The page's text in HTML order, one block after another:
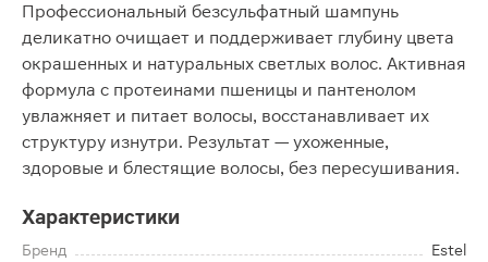
Профессиональный безсульфатный шампунь
деликатно очищает и поддерживает глубину цвета
окрашенных и натуральных светлых волос. Активная
формула с протеинами пшеницы и пантенолом
увлажняет и питает волосы, восстанавливает их
структуру изнутри. Результат — ухоженные,
здоровые и блестящие волосы, без пересушивания.
Характеристики
Бренд
Estel